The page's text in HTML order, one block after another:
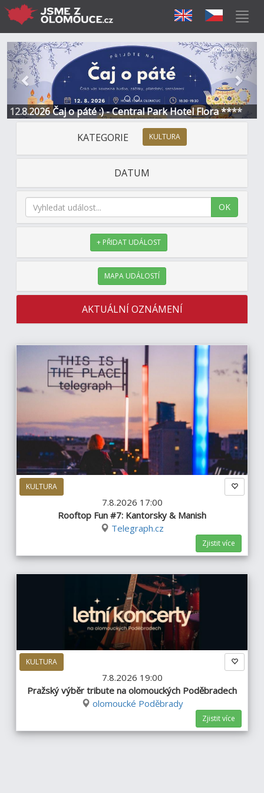
12.8.2026 Čaj o páté :) - Central Park Hotel Flora ****
Předchozí Další
Sponzorováno
KATEGORIE KULTURA
DATUM
OK
+ PŘIDAT UDÁLOST
MAPA UDÁLOSTÍ
AKTUÁLNÍ OZNÁMENÍ
KULTURA
7.8.2026 17:00
Rooftop Fun #7: Kantorsky & Manish
Telegraph.cz
Zjistit více
KULTURA
7.8.2026 19:00
Pražský výběr tribute na olomouckých Poděbradech
olomoucké Poděbrady
Zjistit více